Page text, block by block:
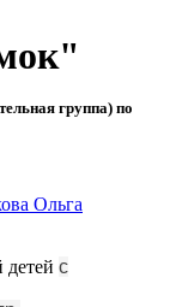
группа) по
Ольга
детей с